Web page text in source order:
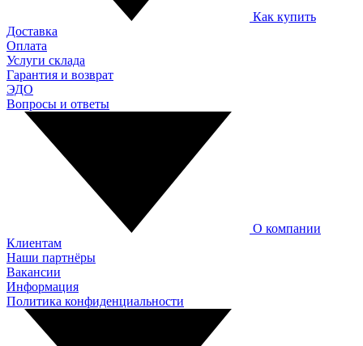
Как купить
Доставка
Оплата
Услуги склада
Гарантия и возврат
ЭДО
Вопросы и ответы
О компании
Клиентам
Наши партнёры
Вакансии
Информация
Политика конфиденциальности